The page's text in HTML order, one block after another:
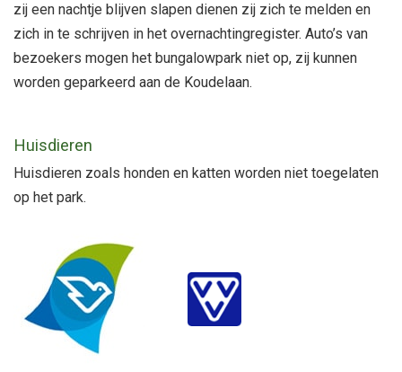
zij een nachtje blijven slapen dienen zij zich te melden en
zich in te schrijven in het overnachtingregister. Auto’s van
bezoekers mogen het bungalowpark niet op, zij kunnen
worden geparkeerd aan de Koudelaan.
Huisdieren
Huisdieren zoals honden en katten worden niet toegelaten
op het park.